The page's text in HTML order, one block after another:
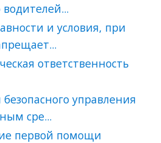
и условия, при
ответственность
управления
сре...
первой помощи